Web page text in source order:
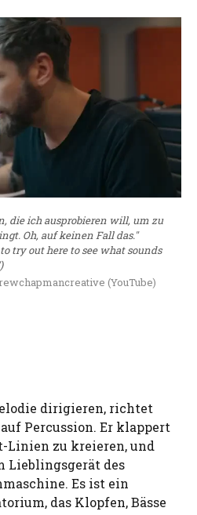
die ich ausprobieren will, um zu
Oh, auf keinen Fall das."
try out here to see what sounds
(YouTube)
dirigieren, richtet
Percussion. Er klappert
zu kreieren, und
Lieblingsgerät des
Es ist ein
das Klopfen, Bässe